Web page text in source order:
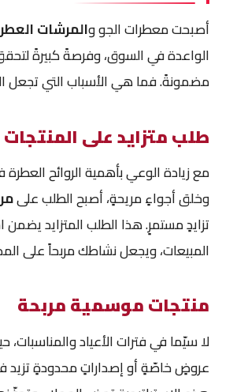
أصبحت معطرات الجو والمرشات
الواعدة في السوق، وفرصةً كبيرةً
مضمونةً. فما هي الأسباب التي تجعل
طلب متزايد على
مع زيادة الوعي بأهمية الروائح
وخلق أجواءٍ مريحةٍ، أصبح الطلب على
تزايدٍ مستمرٍ. هذا الطلب المتزايد يضمن
المبيعات، ويجعل نشاطك مربحاً على
منتجات موسمية مربحة
لا سيّما في فترات الأعياد
عروضٍ خاصّةٍ أو إصداراتٍ محدودةٍ تزيد